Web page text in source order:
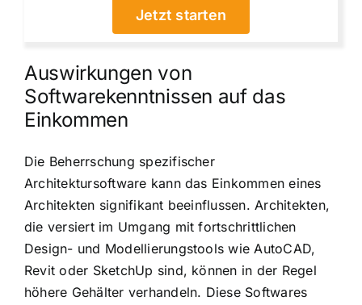
Jetzt starten
Auswirkungen von
Softwarekenntnissen auf das
Einkommen
Die Beherrschung spezifischer
Architektursoftware kann das Einkommen eines
Architekten signifikant beeinflussen. Architekten,
die versiert im Umgang mit fortschrittlichen
Design- und Modellierungstools wie AutoCAD,
Revit oder SketchUp sind, können in der Regel
höhere Gehälter verhandeln. Diese Softwares